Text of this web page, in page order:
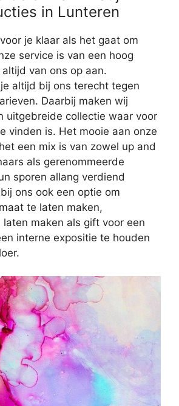
in Lunteren
je klaar als het gaat om
service is van een hoog
van ons op aan.
altijd bij ons terecht tegen
Daarbij maken wij
uitgebreide collectie waar voor
vinden is. Het mooie aan onze
een mix is van zowel up and
als gerenommeerde
sporen allang verdiend
ons ook een optie om
te laten maken,
maken als gift voor een
interne expositie te houden